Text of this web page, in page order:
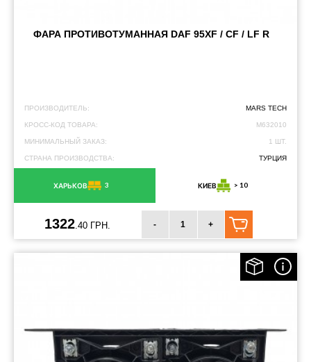
ФАРА ПРОТИВОТУМАННАЯ DAF 95XF / CF / LF R
ПРОИЗВОДИТЕЛЬ: MARS TECH
КРОСС-КОД ТОВАРА: M632010
МИНИМАЛЬНЫЙ ЗАКАЗ: 1 ШТ.
СТРАНА ПРОИЗВОДСТВА: ТУРЦИЯ
ХАРЬКОВ 3 КИЕВ > 10
1322 .40 ГРН. - +